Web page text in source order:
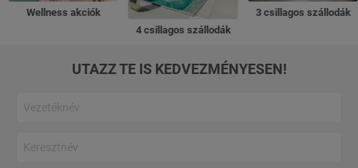
Wellness akciók
4 csillagos szállodák
3 csillagos szállodák
UTAZZ TE IS KEDVEZMÉNYESEN!